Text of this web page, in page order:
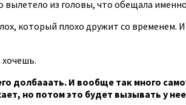
из головы, что обещала
который плохо дружит со
долбааать. И вообще так много
но потом это будет вызывать у